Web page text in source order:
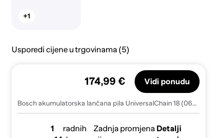
+1
Usporedi cijene u trgovinama (5)
Bosch akumulatorska lančana pila UniversalChain 18 (06008B8000)
174,99 € Vidi ponudu
1
radnih
Zadnja promjena Detalji